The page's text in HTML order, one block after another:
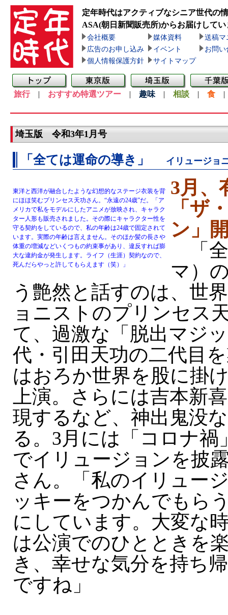
定年時代はアクティブなシニア世代の
ASA(朝日新聞販売所)からお届けしてい
会社概要 媒体資料
送稿マ
広告のお申し込み
イベント
お問い
個人情報保護方針
サイトマップ
旅行| おすすめ特選ツアー | 趣味 | 相談 | 食
埼玉版 令和3年1月号
「全ては運命の導き」 イリュージョ
東洋と西洋が融合したような幻想的なステージ衣装を背
にほほ笑むプリンセス天功さん。“永遠の24歳”だ。「ア
メリカで私をモデルにしたアニメが放映され、キャラク
ター人形も販売されました。その際にキャラクター性を
守る契約をしているので、私の年齢は24歳で固定されて
います。実際の年齢は言えません。そのほか髪の長さや
体重の増減などいくつもの約束事があり、違反すれば膨
大な違約金が発生します。ライフ（生涯）契約なので、
死んだらやっと許してもらえます（笑）」
3月、
「ザ
ン」
「全
マ）
う艶然と話すのは、世
ョニストのプリンセス
て、過激な「脱出マジ
代・引田天功の二代目
はおろか世界を股に掛
上演。さらには吉本新
現するなど、神出鬼没
る。3月には「コロナ禍
でイリュージョンを披
さん。「私のイリュー
ッキーをつかんでもら
にしています。大変な
は公演でのひとときを
き、幸せな気分を持ち
ですね」